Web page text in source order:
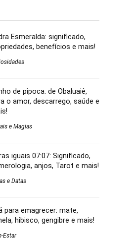
Esmeralda: significado,
benefícios e mais!
de pipoca: de Obaluaiê,
o amor, descarrego, saúde e
e Magias
iguais 07:07: Significado,
anjos, Tarot e mais!
e Datas
para emagrecer: mate,
hibisco, gengibre e mais!
Estar